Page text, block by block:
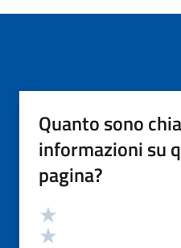
Quanto sono
informazioni su
pagina?
Valutazione